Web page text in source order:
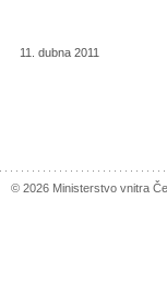
11. dubna 2011
© 2026 Ministerstvo vnitra